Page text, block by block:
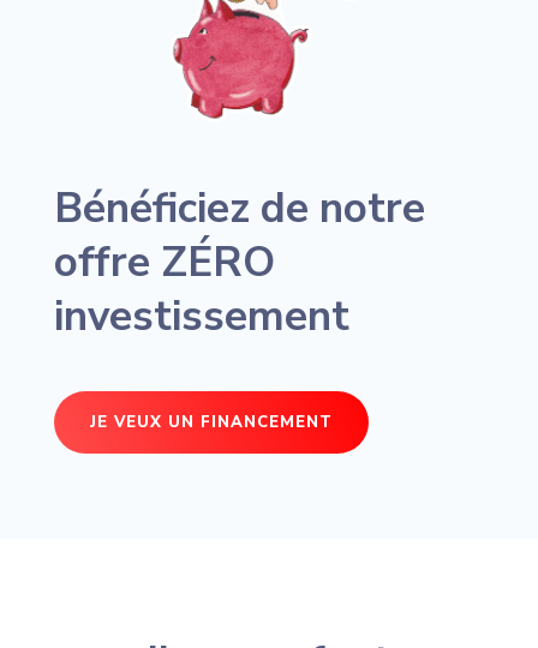
Bénéficiez de notre
offre ZÉRO
investissement
JE VEUX UN FINANCEMENT